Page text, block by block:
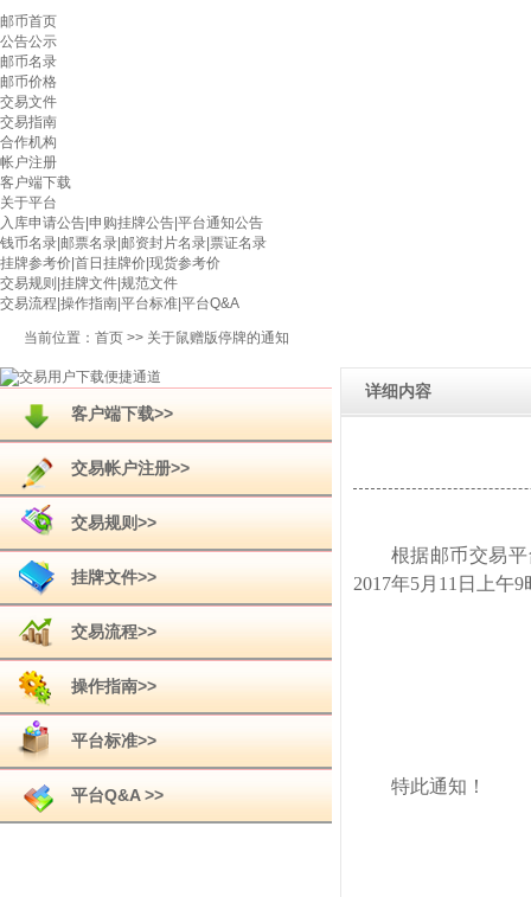
邮币首页
公告公示
邮币名录
邮币价格
交易文件
交易指南
合作机构
帐户注册
客户端下载
关于平台
入库申请公告 申购挂牌公告 平台通知公告
钱币名录 邮票名录 邮资封片名录 票证名录
挂牌参考价 首日挂牌价 现货参考价
交易规则 挂牌文件 规范文件
交易流程 操作指南 平台标准 平台Q&A
当前位置： 首页 >> 关于鼠赠版停牌的通知
客户端下载>>
交易帐户注册>>
交易规则>>
挂牌文件>>
交易流程>>
操作指南>>
平台标准>>
平台Q&A >>
详细内容
根据邮币交易
2017年5月 11 日上午9
特此通知！